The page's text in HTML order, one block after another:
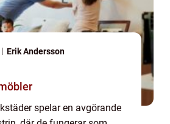
Erik Andersson
spelar en avgörande